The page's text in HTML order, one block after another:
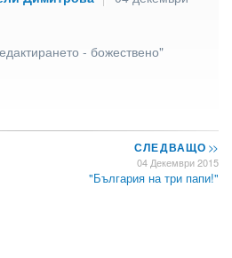
- божествено"
СЛЕДВАЩО>>
04 Декември 2015
"България на три папи!"